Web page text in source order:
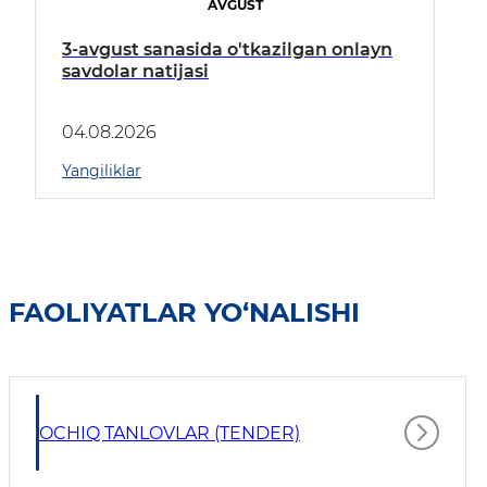
AVGUST
3-avgust sanasida o'tkazilgan onlayn
savdolar natijasi
04.08.2026
Yangiliklar
FAOLIYATLAR YO‘NALISHI
OCHIQ TANLOVLAR (TENDER)